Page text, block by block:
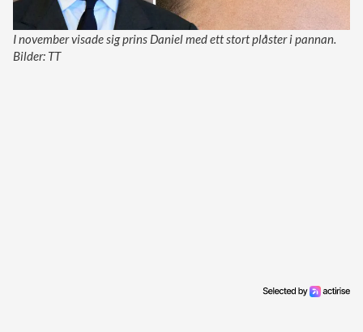
I november visade sig prins Daniel med ett stort plåster i pannan.
Bilder: TT